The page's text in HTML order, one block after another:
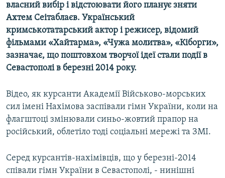
власний вибір і відстоювати його планує зняти
Ахтем Сеітаблаєв. Український
кримськотатарський актор і режисер, відомий
фільмами «Хайтарма», «Чужа молитва», «Кіборги»,
зазначає, що поштовхом творчої ідеї стали події в
Севастополі в березні 2014 року.
Відео, як курсанти Академії Військово-морських
сил імені Нахімова заспівали гімн України, коли на
флагштоці змінювали синьо-жовтий прапор на
російський, облетіло тоді соціальні мережі та ЗМІ.
Серед курсантів-нахімівців, що у березні-2014
співали гімн України в Севастополі, - нинішні